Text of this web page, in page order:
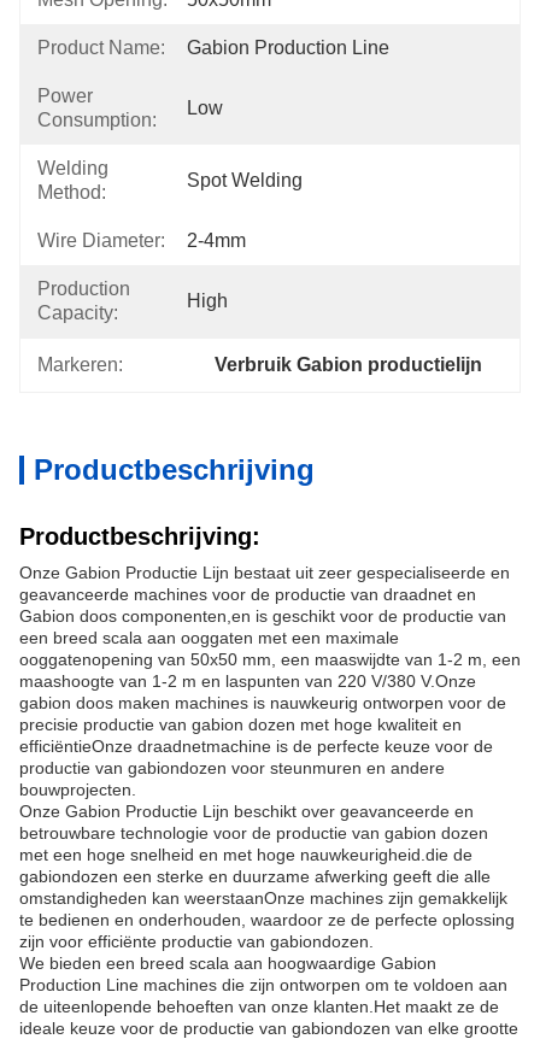
Product Name: Gabion Production Line
Power
Consumption:
Low
Welding
Method:
Spot Welding
Wire Diameter: 2-4mm
Production
Capacity:
High
Markeren: Verbruik Gabion productielijn
Productbeschrijving
Productbeschrijving:
Onze Gabion Productie Lijn bestaat uit zeer gespecialiseerde en
geavanceerde machines voor de productie van draadnet en
Gabion doos componenten,en is geschikt voor de productie van
een breed scala aan ooggaten met een maximale
ooggatenopening van 50x50 mm, een maaswijdte van 1-2 m, een
maashoogte van 1-2 m en laspunten van 220 V/380 V.Onze
gabion doos maken machines is nauwkeurig ontworpen voor de
precisie productie van gabion dozen met hoge kwaliteit en
efficiëntieOnze draadnetmachine is de perfecte keuze voor de
productie van gabiondozen voor steunmuren en andere
bouwprojecten.
Onze Gabion Productie Lijn beschikt over geavanceerde en
betrouwbare technologie voor de productie van gabion dozen
met een hoge snelheid en met hoge nauwkeurigheid.die de
gabiondozen een sterke en duurzame afwerking geeft die alle
omstandigheden kan weerstaanOnze machines zijn gemakkelijk
te bedienen en onderhouden, waardoor ze de perfecte oplossing
zijn voor efficiënte productie van gabiondozen.
We bieden een breed scala aan hoogwaardige Gabion
Production Line machines die zijn ontworpen om te voldoen aan
de uiteenlopende behoeften van onze klanten.Het maakt ze de
ideale keuze voor de productie van gabiondozen van elke grootte